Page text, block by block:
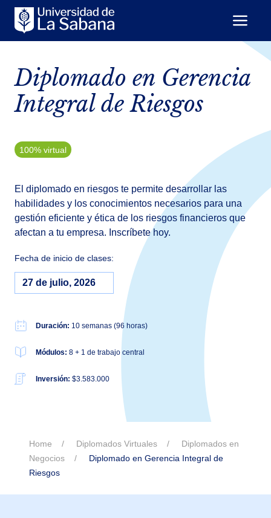
Diplomado en Gerencia
Integral de Riesgos
100% virtual
El diplomado en riesgos te permite desarrollar las
habilidades y los conocimientos necesarios para una
gestión eficiente y ética de los riesgos financieros que
afectan a tu empresa. Inscríbete hoy.
Fecha de inicio de clases:
27 de julio, 2026
Duración: 10 semanas (96 horas)
Módulos: 8 + 1 de trabajo central
Inversión: $3.583.000
Home Diplomados Virtuales
Diplomados en
Negocios
Diplomado en Gerencia Integral de
Riesgos